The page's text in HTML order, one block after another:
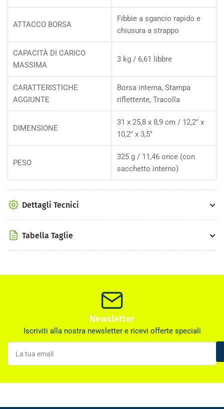
ATTACCO BORSA
Fibbie a sgancio rapido e
chiusura a strappo
CAPACITÀ DI CARICO
MASSIMA
3 kg / 6,61 libbre
CARATTERISTICHE
AGGIUNTE
Borsa interna, Stampa
riflettente, Tracolla
DIMENSIONE
31 x 25,8 x 8,9 cm / 12,2" x
10,2" x 3,5"
PESO
325 g / 11,46 once (con
sacchetto interno)
Dettagli Tecnici
Tabella Taglie
Newsletter
Iscriviti alla nostra newsletter e ricevi offerte speciali
La
tua
email